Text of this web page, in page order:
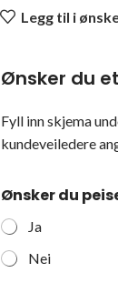
Legg til i
Ønsker du
Fyll inn skjema
kundeveiledere
Ønsker du
Ja
Nei